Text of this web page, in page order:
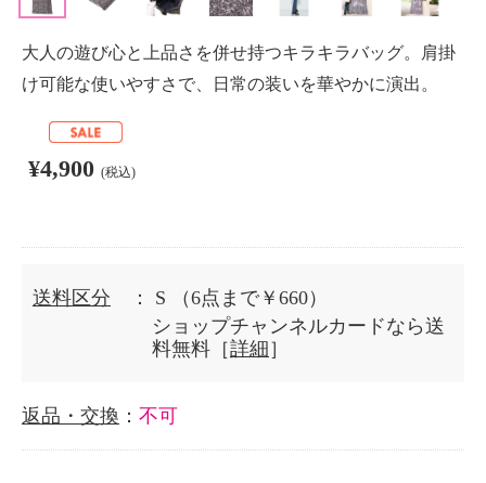
大人の遊び心と上品さを併せ持つキラキラバッグ。肩掛
け可能な使いやすさで、日常の装いを華やかに演出。
¥4,900 (税込)
送料区分 ： S
（6点まで￥660）
ショップチャンネルカードなら送
料無料［詳細 ］
返品・交換 ： 不可